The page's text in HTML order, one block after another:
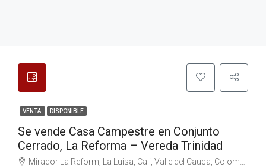
VENTA DISPONIBLE
Se vende Casa Campestre en Conjunto
Cerrado, La Reforma – Vereda Trinidad
Mirador La Reform, La Luisa, Cali, Valle del Cauca, Colombia